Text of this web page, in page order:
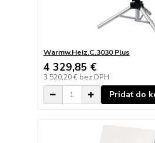
Warmw.Heiz.C.3030 Plus
4 329,85 €
3 520,20 € bez DPH
Pridať do